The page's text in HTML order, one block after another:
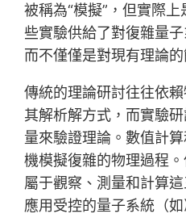
被稱為“模擬”，但實際
些實驗供給了對復雜量
而不僅僅是對現有理論的
傳統的理論研討往往依
其解析解方式，而實驗
量來驗證理論。數值計
機模擬復雜的物理過程
屬于觀察、測量和計算
應用受控的量子系統（